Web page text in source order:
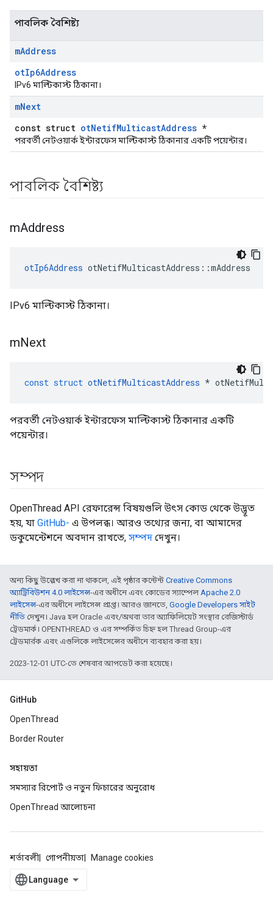
পাবলিক বৈশিষ্ট্য
mAddress
otIp6Address
IPv6 মাল্টিকাস্ট ঠিকানা।
mNext
const struct otNetifMulticastAddress *
পরবর্তী নেটওয়ার্ক ইন্টারফেস মাল্টিকাস্ট ঠিকানার একটি পয়েন্টার।
পাবলিক বৈশিষ্ট্য
mAddress
otIp6Address otNetifMulticastAddress ::mAddress
IPv6 মাল্টিকাস্ট ঠিকানা।
mNext
const struct otNetifMulticastAddress *
পরবর্তী নেটওয়ার্ক ইন্টারফেস মাল্টিকাস্ট ঠিকানার একটি
পয়েন্টার।
সম্পদ
OpenThread API রেফারেন্স বিষয়গুলি উৎস কোড থেকে উদ্ভূত
হয়, যা GitHub- এ উপলব্ধ। আরও তথ্যের জন্য, বা আমাদের
ডকুমেন্টেশনে অবদান রাখতে, সম্পদ দেখুন।
অন্য কিছু উল্লেখ করা না থাকলে, এই পৃষ্ঠার কন্টেন্ট Creative Commons
অ্যাট্রিবিউশন 4.0 লাইসেন্স-এর অধীনে এবং কোডের স্যাম্পেলApache 2.0
লাইসেন্স-এর অধীনে লাইসেন্স প্রাপ্ত। আরও জানতে, Google Developers সাইট
নীতি দেখুন। Java হল Oracle এবং/অথবা তার অ্যাফিলিয়েট সংস্থার রেজিস্টার্ড
ট্রেডমার্ক। OPENTHREAD ও এর সম্পর্কিত চিহ্ন হল Thread Group-এর
ট্রেডমার্রক এবং এগুলিকে লাইসেন্সের অধীনে ব্যবহার করা হয়।
2023-12-01 UTC-তে শেষবার আপডেট করা হয়েছে।
GitHub
OpenThread
Border Router
সহায়তা
সমস্যার রিপোর্ট ও নতুন ফিচারের অনুরোধ
OpenThread আলোচনা
শর্তাবলী গোপনীয়তা Manage cookies